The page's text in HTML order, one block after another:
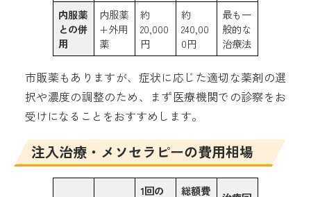
内服薬
との併
用
内服薬
+外用
薬
約
20,000
円
約
240,00
0円
最も一
般的な
治療法
市販薬もありますが、症状に応じた適切な薬剤の選
択や濃度の調整のため、まず医療機関での診察をお
受けになることをおすすめします。
注入治療・メソセラピーの費用相場
1回の
総額費